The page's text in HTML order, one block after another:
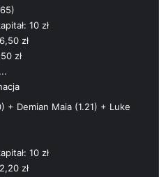
10 zł
zł
zł
+ Demian Maia (1.21) + Luke
10 zł
zł